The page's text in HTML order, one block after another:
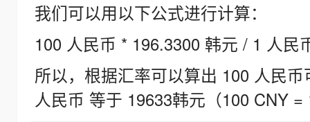
我们可以用以下公式进行计算：
100 人民币 * 196.3300 韩元 / 1 人民
所以，根据汇率可以算出 100 人民
人民币 等于 19633韩元（100 CNY =